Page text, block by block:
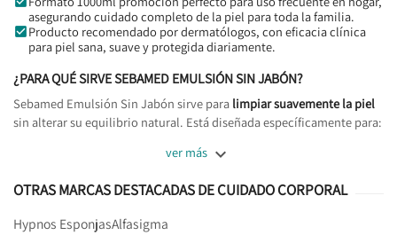
asegurando cuidado completo de la piel para toda la familia.
Producto recomendado por dermatólogos, con eficacia clínica
para piel sana, suave y protegida diariamente.
¿PARA QUÉ SIRVE SEBAMED EMULSIÓN SIN JABÓN?
Sebamed Emulsión Sin Jabón sirve para limpiar suavemente la piel
sin alterar su equilibrio natural. Está diseñada específicamente para:
ver más 
OTRAS MARCAS DESTACADAS DE CUIDADO CORPORAL
Hypnos EsponjasAlfasigma